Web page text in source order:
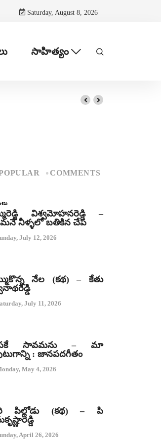
Saturday, August 8, 2026
సాహిత్యం
COMMENTS
విశ్వమోహనరెడ్డి –
నీళ్ళలో బతికిన చేప
July 12, 2026
నేల (కథ) – కేతు
July 11, 2026
సావమను – మా
: జానపదగీతం
May 4, 2026
పిల్లోడు (కథ) – పి
April 26, 2026